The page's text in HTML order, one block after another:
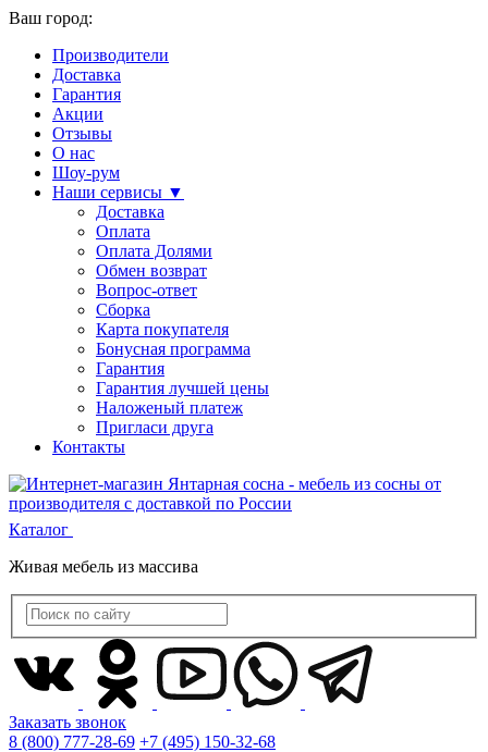
Ваш город:
Производители
Доставка
Гарантия
Акции
Отзывы
О нас
Шоу-рум
Наши сервисы ▼
Доставка
Оплата
Оплата Долями
Обмен возврат
Вопрос-ответ
Сборка
Карта покупателя
Бонусная программа
Гарантия
Гарантия лучшей цены
Наложеный платеж
Пригласи друга
Контакты
Каталог
Живая мебель из массива
Заказать звонок
8 (800) 777-28-69 +7 (495) 150-32-68